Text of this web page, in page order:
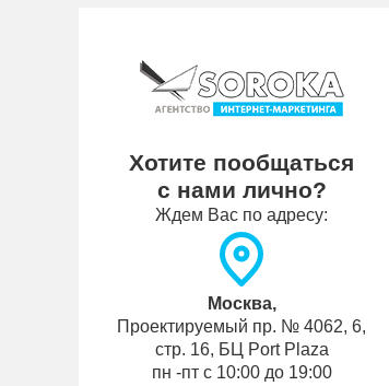
Хотите пообщаться
с нами лично?
Ждем Вас по адресу:
Москва,
Проектируемый пр. № 4062, 6,
стр. 16, БЦ Port Plaza
пн -пт с 10:00 до 19:00